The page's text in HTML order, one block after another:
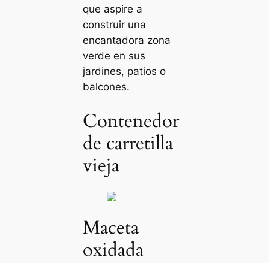
que aspire a
construir una
encantadora zona
verde en sus
jardines, patios o
balcones.
Contenedor
de carretilla
vieja
Maceta
oxidada